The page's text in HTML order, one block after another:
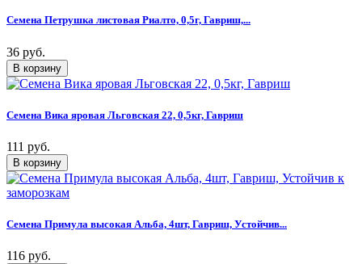
Семена Петрушка листовая Риалто, 0,5г, Гавриш,...
36 руб.
Семена Вика яровая Льговская 22, 0,5кг, Гавриш
111 руб.
Семена Примула высокая Альба, 4шт, Гавриш, Устойчив...
116 руб.